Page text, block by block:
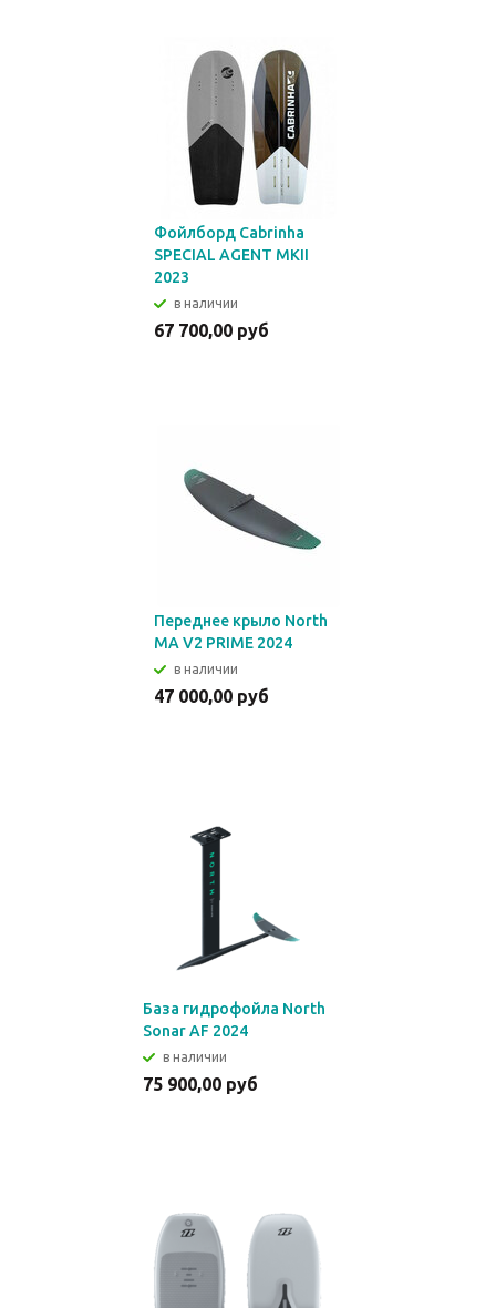
Фойлборд Cabrinha
SPECIAL AGENT MKII
2023
в наличии
67 700,00 руб
Переднее крыло North
MA V2 PRIME 2024
в наличии
47 000,00 руб
База гидрофойла North
Sonar AF 2024
в наличии
75 900,00 руб